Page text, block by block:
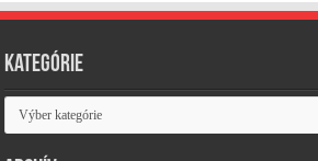
Kategórie
Kategórie